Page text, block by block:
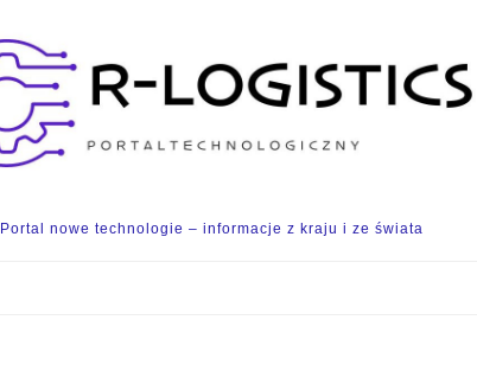
Portal nowe technologie – informacje z kraju i ze świata